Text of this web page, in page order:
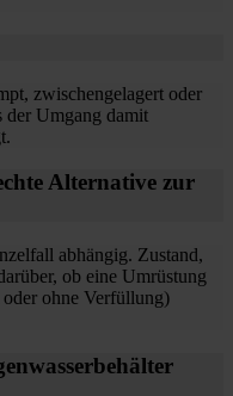
zwischengelagert oder
der Umgang damit
Alternative zur
abhängig. Zustand,
ob eine Umrüstung
ohne Verfüllung)